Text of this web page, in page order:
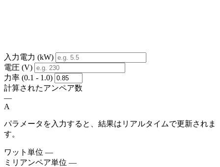
入力電力 (kW)
電圧 (V)
力率 (0.1 - 1.0)
計算されたアンペア数
—
A
パラメータを入力すると、結果はリアルタイムで更新されま
す。
ワット単位 —
ミリアンペア単位 —